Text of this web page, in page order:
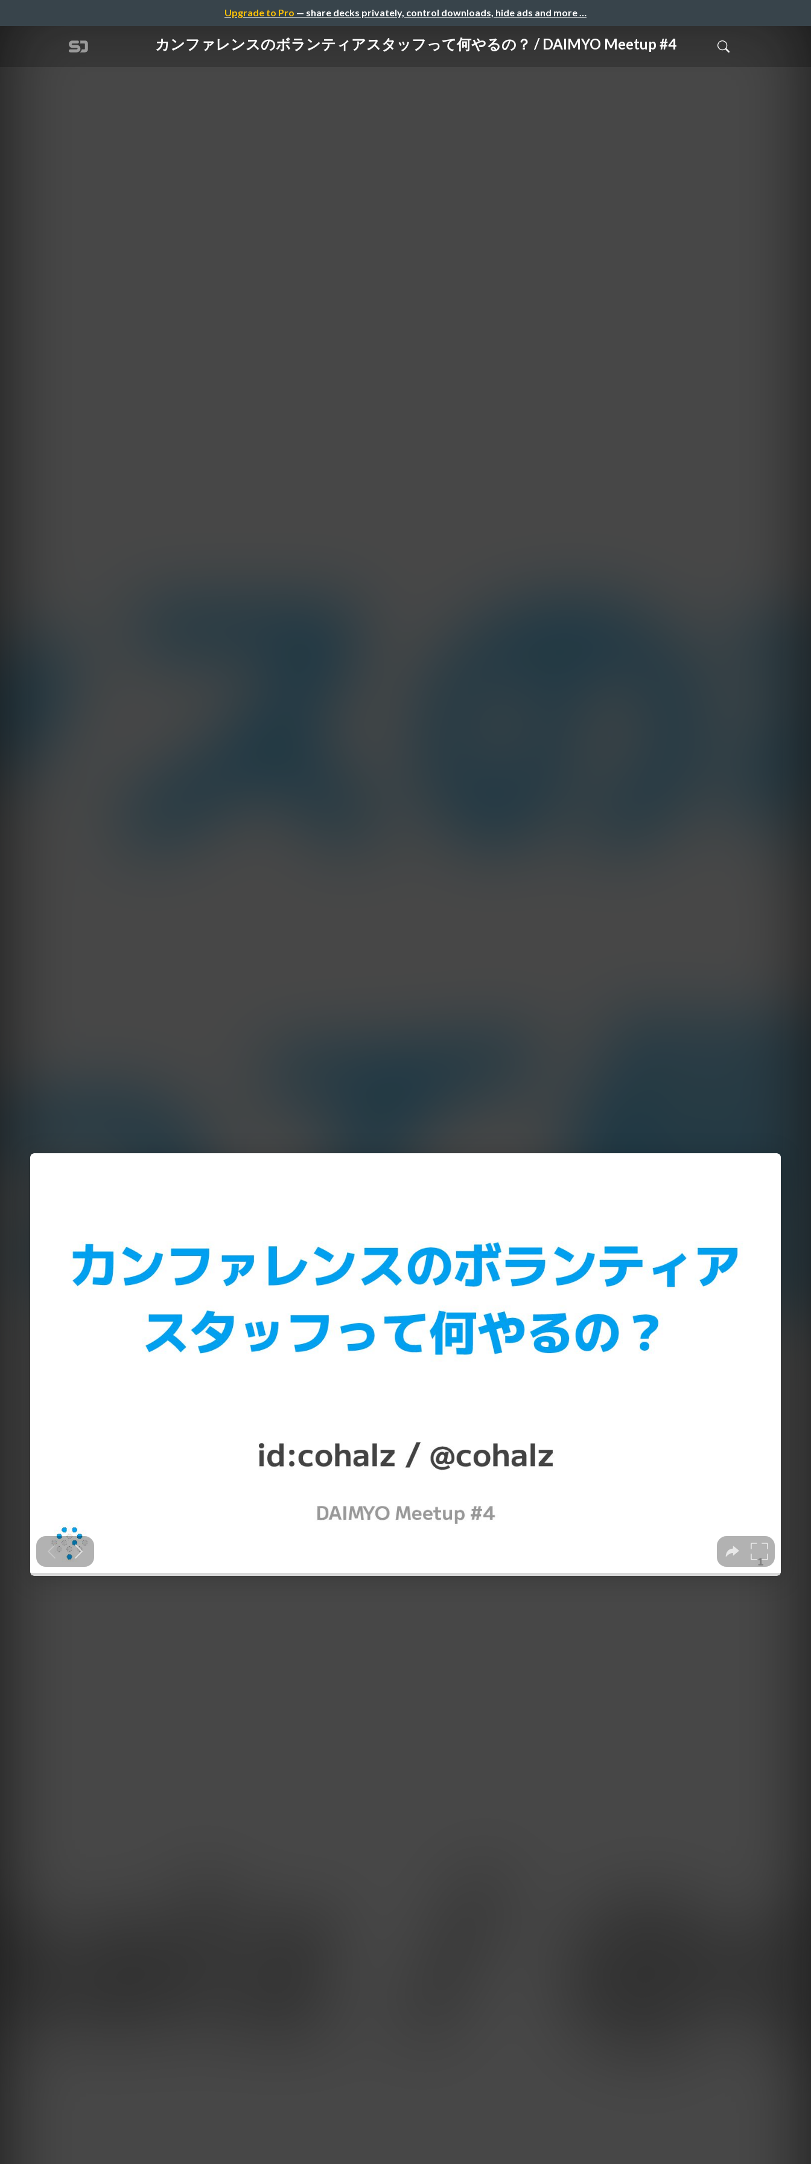
Upgrade to Pro — share decks privately, control downloads, hide ads and more …
カンファレンスのボランティアスタッフって何やるの？ / DAIMYO Meetup #4